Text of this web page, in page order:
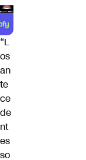
“L
os
an
te
ce
de
nt
es
so